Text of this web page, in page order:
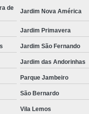
de Motores Industriais
Motores Elétricos
de Circuitos de
Reparo de
Industriais Valor
de
Jardim Nova América
Jardim Primavera
Jardim São Fernando
Jardim das Andorinhas
Parque Jambeiro
São Bernardo
Vila Lemos